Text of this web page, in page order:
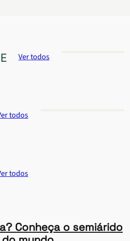
Ver todos
todos
todos
Conheça o semiárido